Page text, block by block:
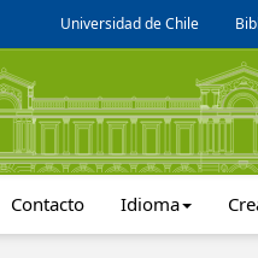
Universidad de Chile
Contacto Idioma